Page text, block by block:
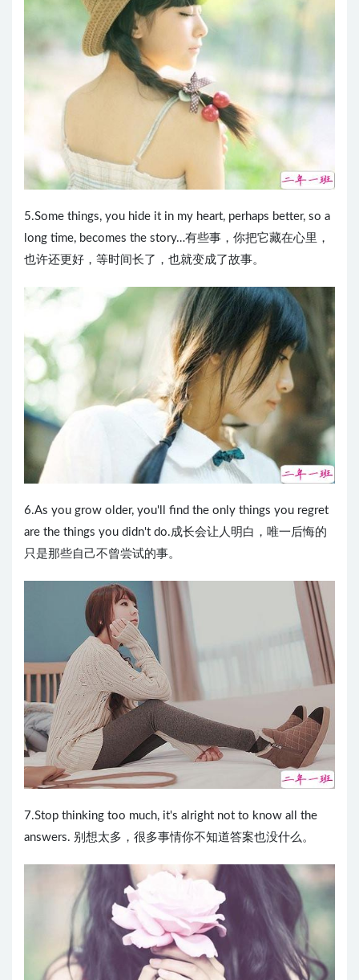
5.Some things, you hide it in my heart, perhaps better, so a
long time, becomes the story…有些事，你把它藏在心里，
也许还更好，等时间长了，也就变成了故事。
6.As you grow older, you'll find the only things you regret
are the things you didn't do.成长会让人明白，唯一后悔的
只是那些自己不曾尝试的事。
7.Stop thinking too much, it's alright not to know all the
answers. 别想太多，很多事情你不知道答案也没什么。